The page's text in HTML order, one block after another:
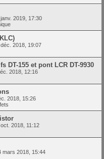
2019, 17:30
2018, 19:07
DT-155 et pont LCR DT-9930
2018, 12:16
2018, 15:26
2018, 11:12
mars 2018, 15:44